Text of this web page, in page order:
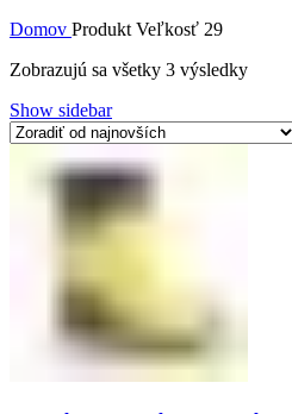
Domov Produkt Veľkosť 29
Zobrazujú sa všetky 3 výsledky
Show sidebar